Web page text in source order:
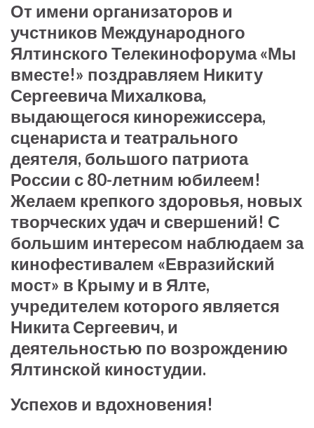
От имени организаторов и
учстников Международного
Ялтинского Телекинофорума «Мы
вместе!» поздравляем Никиту
Сергеевича Михалкова,
выдающегося кинорежиссера,
сценариста и театрального
деятеля, большого патриота
России с 80-летним юбилеем!
Желаем крепкого здоровья, новых
творческих удач и свершений! С
большим интересом наблюдаем за
кинофестивалем «Евразийский
мост» в Крыму и в Ялте,
учредителем которого является
Никита Сергеевич, и
деятельностью по возрождению
Ялтинской киностудии.
Успехов и вдохновения!